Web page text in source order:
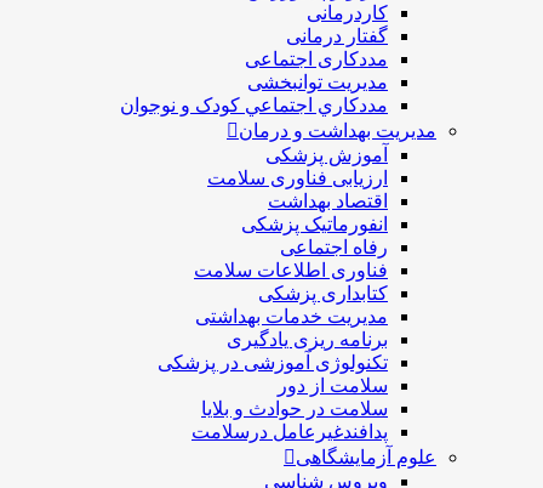
کاردرمانی
گفتار درمانی
مددکاری اجتماعی
مديريت توانبخشی
مددکاري اجتماعي کودک و نوجوان
مدیریت بهداشت و درمان
آموزش پزشکی
ارزیابی فناوری سلامت
اقتصاد بهداشت
انفورماتیک پزشکی
رفاه اجتماعی
فناوری اطلاعات سلامت
کتابداری پزشکی
مديريت خدمات بهداشتی
برنامه ریزی یادگیری
تکنولوژی آموزشی در پزشکی
سلامت از دور
سلامت در حوادث و بلایا
پدافندغیرعامل درسلامت
علوم آزمایشگاهی
ویروس شناسی